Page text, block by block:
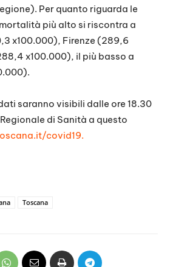
Per quanto riguarda le
più alto si riscontra a
x100.000), Firenze (289,6
x100.000), il più basso a
saranno visibili dalle ore 18.30
di Sanità a questo
covid19.
Toscana